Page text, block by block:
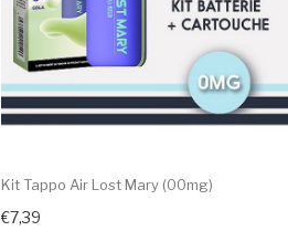
Kit Tappo Air Lost Mary (00mg)
€7,39